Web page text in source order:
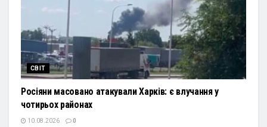
СВІТ
Росіяни масовано атакували Харків: є влучання у
чотирьох районах
10.08.2026 0